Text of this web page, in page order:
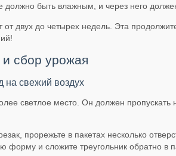
должно быть влажным, и через него
от двух до четырех недель. Эта
сбор урожая
на свежий воздух
светлое место. Он должен
прорежьте в пакетах несколько
форму и сложите треугольник обратно в